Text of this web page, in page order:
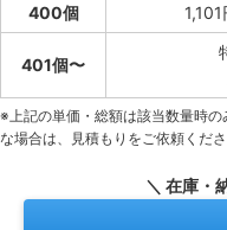
400個
1,101
401個〜
※上記の単価・総額は該当数量時
な場合は、見積もりをご依頼くださ
＼ 在庫・